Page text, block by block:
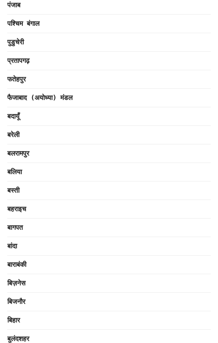
पंजाब
पश्चिम बंगाल
पुडुचेरी
प्रतापगढ़
फतेहपुर
फैजाबाद (अयोध्या) मंडल
बदायूँ
बरेली
बलरामपुर
बलिया
बस्ती
बहराइच
बागपत
बांदा
बाराबंकी
बिज़नेस
बिजनौर
बिहार
बुलंदशहर